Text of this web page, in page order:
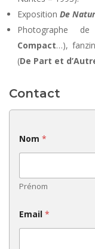
Exposition De
Photographe
Compact…),
(De Part et
Contact
Nom *
Prénom
o
m
Email *